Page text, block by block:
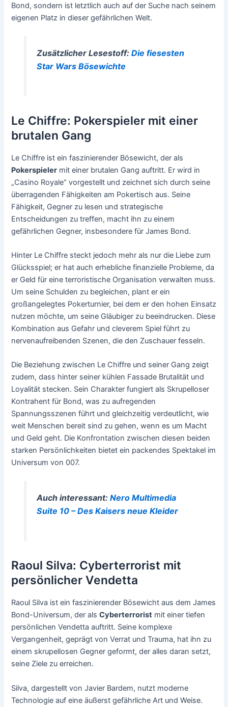
Bond, sondern ist letztlich auch auf der Suche nach seinem
eigenen Platz in dieser gefährlichen Welt.
Zusätzlicher Lesestoff: Die fiesesten
Star Wars Bösewichte
Le Chiffre: Pokerspieler mit einer
brutalen Gang
Le Chiffre ist ein faszinierender Bösewicht, der als
Pokerspieler mit einer brutalen Gang auftritt. Er wird in
„Casino Royale“ vorgestellt und zeichnet sich durch seine
überragenden Fähigkeiten am Pokertisch aus. Seine
Fähigkeit, Gegner zu lesen und strategische
Entscheidungen zu treffen, macht ihn zu einem
gefährlichen Gegner, insbesondere für James Bond.
Hinter Le Chiffre steckt jedoch mehr als nur die Liebe zum
Glücksspiel; er hat auch erhebliche finanzielle Probleme, da
er Geld für eine terroristische Organisation verwalten muss.
Um seine Schulden zu begleichen, plant er ein
großangelegtes Pokerturnier, bei dem er den hohen Einsatz
nutzen möchte, um seine Gläubiger zu beeindrucken. Diese
Kombination aus Gefahr und cleverem Spiel führt zu
nervenaufreibenden Szenen, die den Zuschauer fesseln.
Die Beziehung zwischen Le Chiffre und seiner Gang zeigt
zudem, dass hinter seiner kühlen Fassade Brutalität und
Loyalität stecken. Sein Charakter fungiert als Skrupelloser
Kontrahent für Bond, was zu aufregenden
Spannungsszenen führt und gleichzeitig verdeutlicht, wie
weit Menschen bereit sind zu gehen, wenn es um Macht
und Geld geht. Die Konfrontation zwischen diesen beiden
starken Persönlichkeiten bietet ein packendes Spektakel im
Universum von 007.
Auch interessant: Nero Multimedia
Suite 10 – Des Kaisers neue Kleider
Raoul Silva: Cyberterrorist mit
persönlicher Vendetta
Raoul Silva ist ein faszinierender Bösewicht aus dem James
Bond-Universum, der alsCyberterrorist mit einer tiefen
persönlichen Vendetta auftritt. Seine komplexe
Vergangenheit, geprägt von Verrat und Trauma, hat ihn zu
einem skrupellosen Gegner geformt, der alles daran setzt,
seine Ziele zu erreichen.
Silva, dargestellt von Javier Bardem, nutzt moderne
Technologie auf eine äußerst gefährliche Art und Weise.